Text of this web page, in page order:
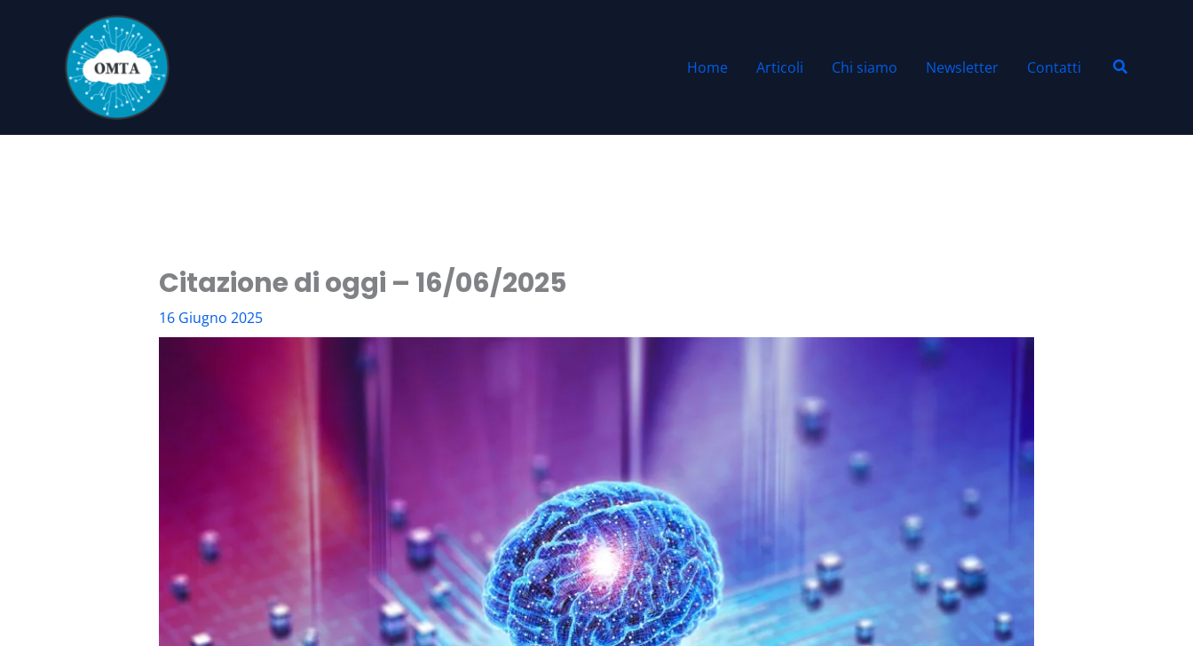
contenuto
Home Articoli Chi siamo Newsletter Contatti Cerca
Citazione di oggi – 16/06/2025
16 Giugno 2025